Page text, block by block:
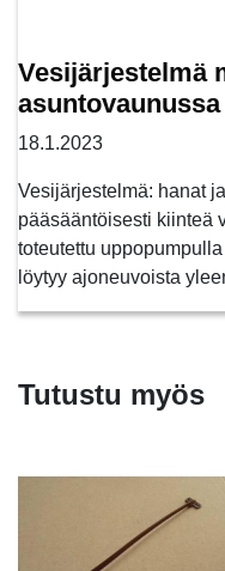
Vesijärjestelmä
asuntovaunussa
18.1.2023
Vesijärjestelmä: hanat
pääsääntöisesti kiinteä
toteutettu
löytyy ajoneuvoista
Tutustu myös